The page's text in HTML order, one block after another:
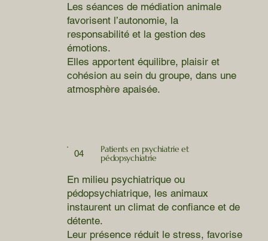
Les séances de médiation animale
favorisent l’autonomie, la
responsabilité et la gestion des
émotions.
Elles apportent équilibre, plaisir et
cohésion au sein du groupe, dans une
atmosphère apaisée.
04
Patients en psychiatrie et
pédopsychiatrie
En milieu psychiatrique ou
pédopsychiatrique, les animaux
instaurent un climat de confiance et de
détente.
Leur présence réduit le stress, favorise